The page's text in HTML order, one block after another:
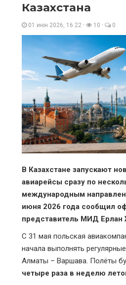
Казахстана
01 июн 2026, 16:22 · 10 · 0
В Казахстане запускают
авиарейсы сразу по
международным
июня 2026 года сообщил
представитель МИД Ерлан
С 31 мая польская
начала выполнять
Алматы – Варшава. Полёты
четыре раза в неделю